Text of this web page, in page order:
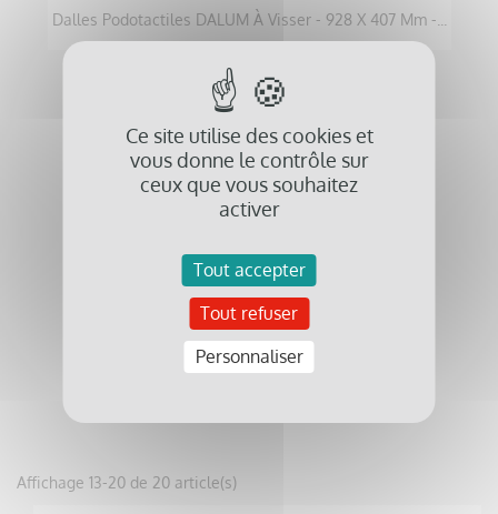
Dalles Podotactiles DALUM À Visser - 928 X 407 Mm -...
Affichage 13-20 de 20 article(s)
Ce site utilise des cookies et
vous donne le contrôle sur
ceux que vous souhaitez
activer
Tout accepter
Tout refuser
Personnaliser